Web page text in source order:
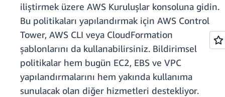
iliştirmek üzere AWS Kuruluşlar konsoluna gidin.
Bu politikaları yapılandırmak için AWS Control
Tower, AWS CLI veya CloudFormation
şablonlarını da kullanabilirsiniz. Bildirimsel
politikalar hem bugün EC2, EBS ve VPC
yapılandırmalarını hem yakında kullanıma
sunulacak olan diğer hizmetleri destekliyor.